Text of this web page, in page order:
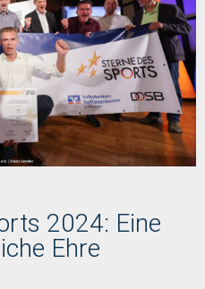
2024: Eine
Ehre